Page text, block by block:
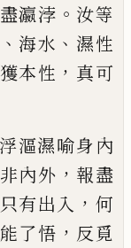
瀛浡 。 汝等
、 海水 、 濕性
獲本性 ， 真可
浮漚濕喻身內
內外 ， 報盡
只有出入 ， 何
了悟 ， 反覓